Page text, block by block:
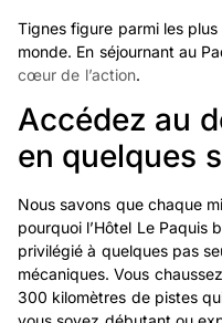
Tignes figure parmi les
monde. En séjournant au
cœur de l’action.
Accédez au
en quelques
Nous savons que chaque
pourquoi l’Hôtel Le Paquis
privilégié à quelques pas
mécaniques. Vous
300 kilomètres de pistes